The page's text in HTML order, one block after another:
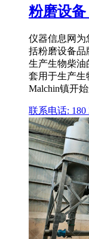
粉磨设备
仪器信息网为
括粉磨设备品
生产生物柴油
套用于生产生
Malchin镇开始
联系电话: 180